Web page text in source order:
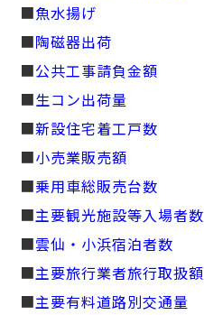
■魚水揚げ
■陶磁器出荷
■公共工事請負金額
■生コン出荷量
■新設住宅着工戸数
■小売業販売額
■乗用車総販売台数
■主要観光施設等入場者数
■雲仙・小浜宿泊者数
■主要旅行業者旅行取扱額
■主要有料道路別交通量